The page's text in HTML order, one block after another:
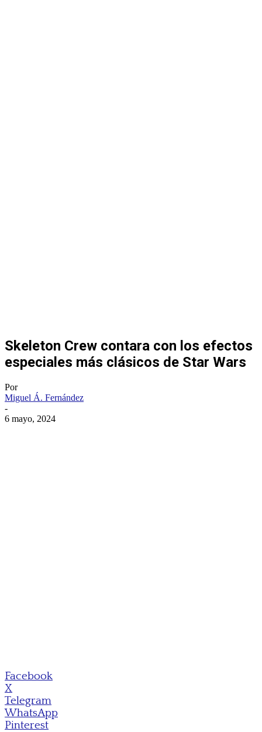
Skeleton Crew contara con los efectos
especiales más clásicos de Star Wars
Por
Miguel Á. Fernández
-
6 mayo, 2024
Facebook
X
Telegram
WhatsApp
Pinterest